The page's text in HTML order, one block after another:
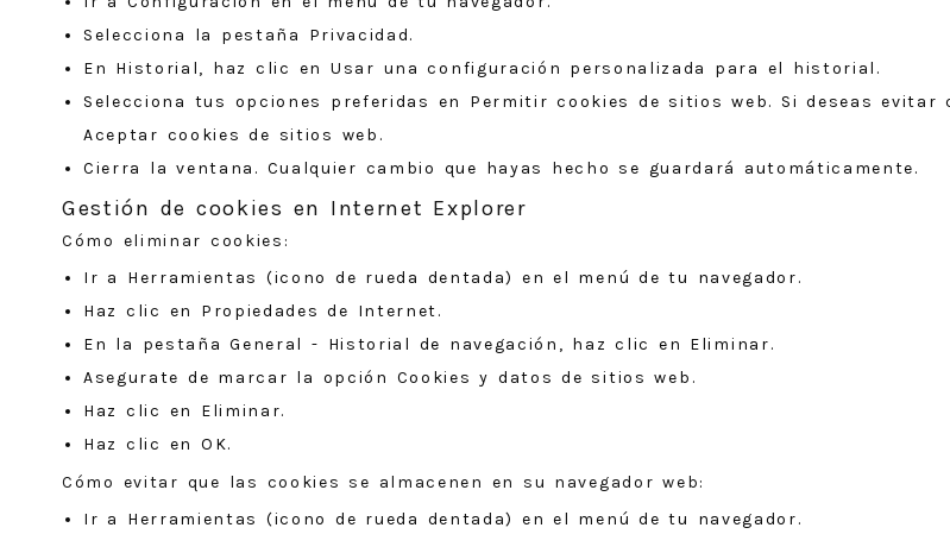
Selecciona la pestaña Privacidad.
En Historial, haz clic en Usar una configuración personalizada para el historial.
Selecciona tus opciones preferidas en Permitir cookies de sitios web. Si deseas
Aceptar cookies de sitios web.
Cierra la ventana. Cualquier cambio que hayas hecho se guardará automáticamente.
Gestión de cookies en Internet Explorer
Cómo eliminar cookies:
Ir a Herramientas (icono de rueda dentada) en el menú de tu navegador.
Haz clic en Propiedades de Internet.
En la pestaña General - Historial de navegación, haz clic en Eliminar.
Asegurate de marcar la opción Cookies y datos de sitios web.
Haz clic en Eliminar.
Haz clic en OK.
Cómo evitar que las cookies se almacenen en su navegador web:
Ir a Herramientas (icono de rueda dentada) en el menú de tu navegador.